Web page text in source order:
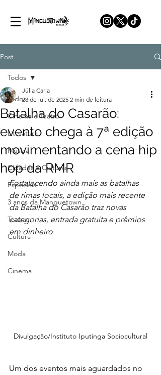
Post
Todos
Cinema e Teatro
Literatura
Música
Cidades e Culturas
Especiais
3 anos da Manguetown
Teatro
Cultura
Moda
Cinema
Todos
Batalha do Casarão:
evento chega à 7ª edição
movimentando a cena hip
hop da RMR
Júlia Carla
23 de jul. de 2025 2 min de leitura
Fortalecendo ainda mais as batalhas
de rimas locais, a edição mais recente
da Batalha do Casarão traz novas
categorias, entrada gratuita e prêmios
em dinheiro
Divulgação/Instituto Iputinga Sociocultural
Um dos eventos mais aguardados no